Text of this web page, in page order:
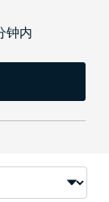
钟内